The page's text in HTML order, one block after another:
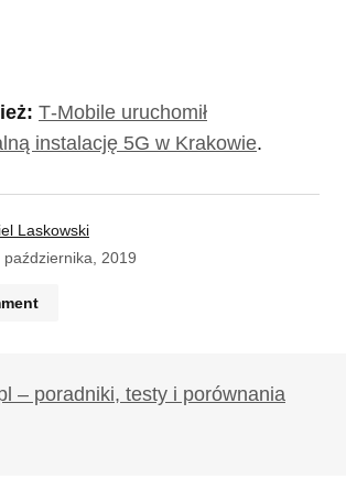
T‑Mobile uruchomił
instalację 5G w Krakowie.
Laskowski
października, 2019
nie zostanie opublikowany.
są oznaczone